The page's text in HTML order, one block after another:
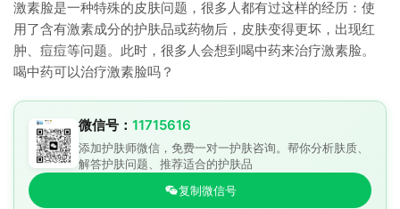
激素脸是一种特殊的皮肤问题，很多人都有过这样的经历：使
用了含有激素成分的护肤品或药物后，皮肤变得更坏，出现红
肿、痘痘等问题。此时，很多人会想到喝中药来治疗激素脸。
喝中药可以治疗激素脸吗？
微信号： 11715616
添加护肤师微信，免费一对一护肤咨询。帮你分析肤质、
解答护肤问题、推荐适合的护肤品
复制微信号